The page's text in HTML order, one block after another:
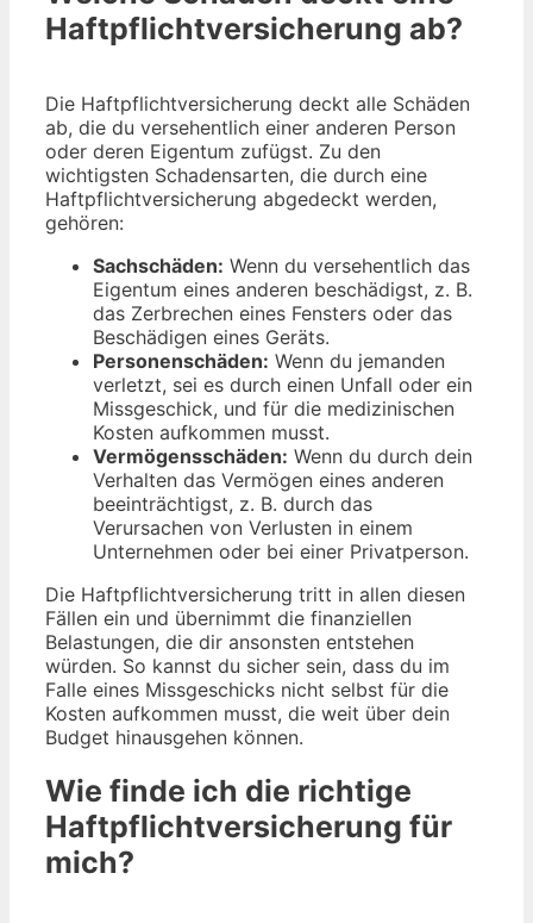
Haftpflichtversicherung ab?
Die Haftpflichtversicherung deckt alle Schäden
ab, die du versehentlich einer anderen Person
oder deren Eigentum zufügst. Zu den
wichtigsten Schadensarten, die durch eine
Haftpflichtversicherung abgedeckt werden,
gehören:
Sachschäden: Wenn du versehentlich das
Eigentum eines anderen beschädigst, z. B.
das Zerbrechen eines Fensters oder das
Beschädigen eines Geräts.
Personenschäden: Wenn du jemanden
verletzt, sei es durch einen Unfall oder ein
Missgeschick, und für die medizinischen
Kosten aufkommen musst.
Vermögensschäden: Wenn du durch dein
Verhalten das Vermögen eines anderen
beeinträchtigst, z. B. durch das
Verursachen von Verlusten in einem
Unternehmen oder bei einer Privatperson.
Die Haftpflichtversicherung tritt in allen diesen
Fällen ein und übernimmt die finanziellen
Belastungen, die dir ansonsten entstehen
würden. So kannst du sicher sein, dass du im
Falle eines Missgeschicks nicht selbst für die
Kosten aufkommen musst, die weit über dein
Budget hinausgehen können.
Wie finde ich die richtige
Haftpflichtversicherung für
mich?